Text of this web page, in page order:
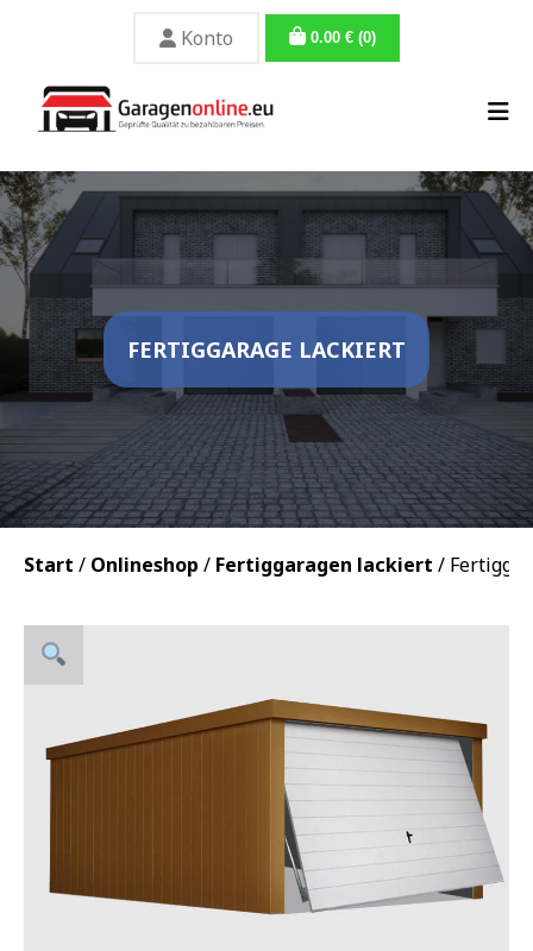
Konto 0.00 € (0)
FERTIGGARAGE LACKIERT
Start / Onlineshop / Fertiggaragen lackiert /